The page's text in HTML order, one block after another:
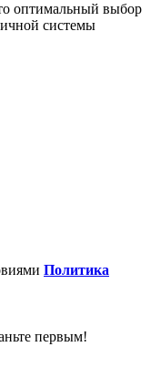
оптимальный выбор
системы
Политика
первым!